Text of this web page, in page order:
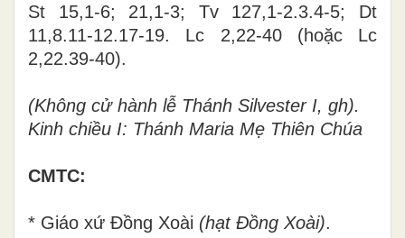
St 15,1-6; 21,1-3; Tv 127,1-2.3.4-5; Dt
11,8.11-12.17-19.
Lc 2,22-40(hoặc Lc
2,22.39-40).
(Không cử hành lễ Thánh Silvester I, gh).
Kinh chiều I: Thánh Maria Mẹ Thiên Chúa
CMTC:
* Giáo xứ Đồng Xoài (hạt Đồng Xoài).